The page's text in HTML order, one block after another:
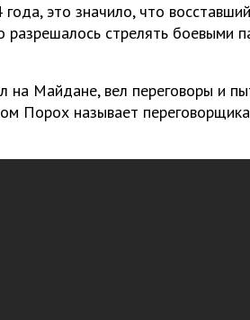
это значило, что
разрешалось стрелять боевыми
Майдане, вел переговоры и
Порох называет